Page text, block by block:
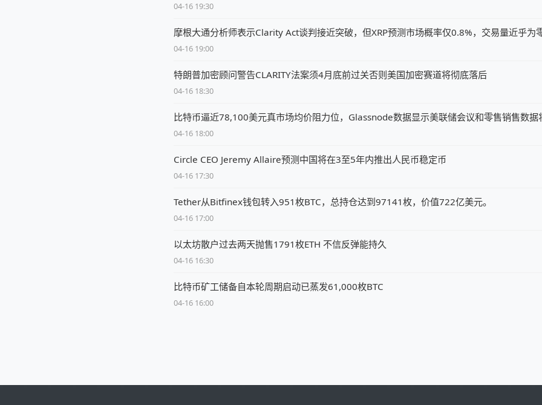
04-16 19:30
摩根大通分析师表示Clarity Act谈判接近突破，但XRP预测市场概率仅0.8%，交易量近乎为零
04-16 19:00
特朗普加密顾问警告CLARITY法案须4月底前过关否则美国加密赛道将彻底落后
04-16 18:30
比特币逼近78,100美元真市场均价阻力位，Glassnode数据显示美联储会议和零售销售数据
04-16 18:00
Circle CEO Jeremy Allaire预测中国将在3至5年内推出人民币稳定币
04-16 17:30
Tether从Bitfinex钱包转入951枚BTC，总持仓达到97141枚，价值722亿美元。
04-16 17:00
以太坊散户过去两天抛售1791枚ETH 不信反弹能持久
04-16 16:30
比特币矿工储备自本轮周期启动已蒸发61,000枚BTC
04-16 16:00